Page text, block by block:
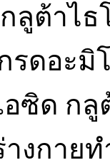
กลูต้าไธ
รดอะ
ซิด กลู
งกาย